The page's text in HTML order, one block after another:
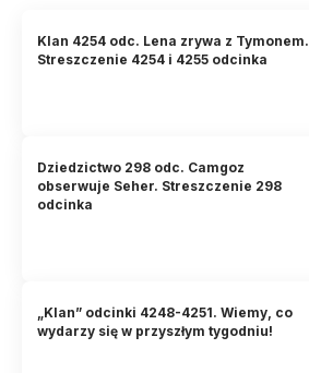
Klan 4254 odc. Lena zrywa z Tymonem.
Streszczenie 4254 i 4255 odcinka
Dziedzictwo 298 odc. Camgoz
obserwuje Seher. Streszczenie 298
odcinka
„Klan” odcinki 4248-4251. Wiemy, co
wydarzy się w przyszłym tygodniu!